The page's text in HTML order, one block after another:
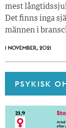
mest
Det finns inga
männen i
1 NOVEMBER, 2021
PSYKISK